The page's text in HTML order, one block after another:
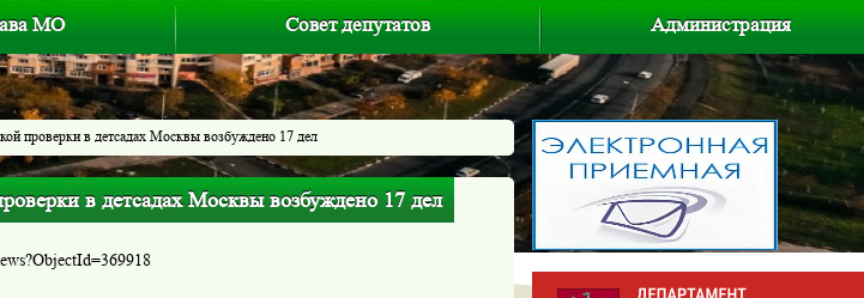
МО Совет депутатов Администрация
проверки в детсадах Москвы возбуждено 17 дел
в детсадах Москвы возбуждено 17 дел